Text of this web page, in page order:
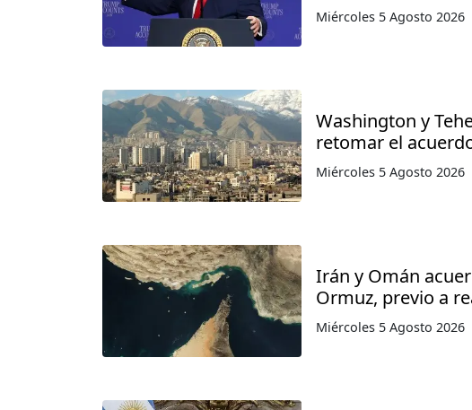
Miércoles 5 Agosto 2026
Washington y
retomar el
Miércoles 5 Agosto 2026
Irán y Omán
Ormuz, previo a
Miércoles 5 Agosto 2026